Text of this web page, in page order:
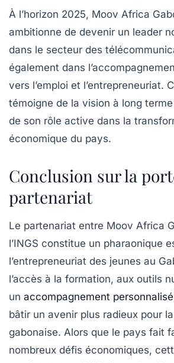
À l’horizon 2025, Moov Africa
ambitionne de devenir un leader
dans le secteur des
également dans
vers l’emploi et l’entrepreneuriat.
témoigne de la vision à long terme
de son rôle active dans la
économique du pays.
Conclusion sur la
partenariat
Le partenariat entre Moov Africa
l’INGS constitue un pharaonique
l’entrepreneuriat des jeunes au
l’accès à la formation, aux outils
un accompagnement personnalisé
bâtir un avenir plus radieux pour
gabonaise. Alors que le pays fait
nombreux défis économiques,